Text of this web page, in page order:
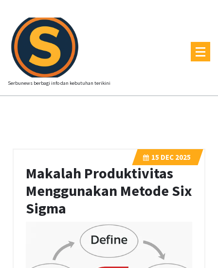
content
Serbunews berbagi info dan kebutuhan terikini
Makalah Produktivitas
Menggunakan Metode Six
Sigma
15 DEC 2025